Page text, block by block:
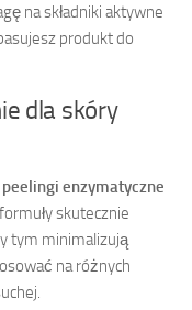
na składniki aktywne
produkt do
dla skóry
enzymatyczne
skutecznie
tym minimalizują
na różnych